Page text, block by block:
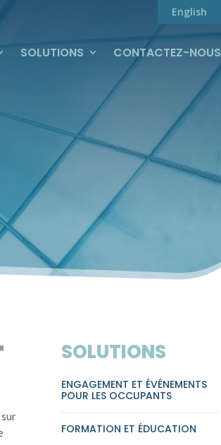
English
SOLUTIONS CONTACTEZ-NOUS
SOLUTIONS
ENGAGEMENT ET ÉVÉNEMENTS
POUR LES OCCUPANTS
FORMATION ET ÉDUCATION